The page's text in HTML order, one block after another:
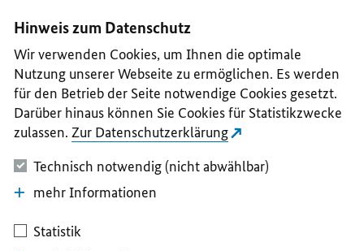
II
III
IV
V
Hinweis zum Datenschutz
Wir verwenden Cookies, um Ihnen die optimale
Nutzung unserer Webseite zu ermöglichen. Es werden
für den Betrieb der Seite notwendige Cookies gesetzt.
Darüber hinaus können Sie Cookies für Statistikzwecke
zulassen. Zur Datenschutzerklärung
Technisch notwendig (nicht abwählbar)
mehr Informationen
Statistik